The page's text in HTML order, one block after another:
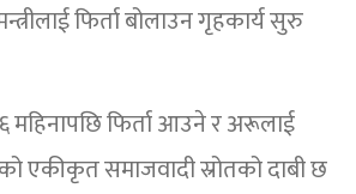
फिर्ता बोलाउन गृहकार्य सुरु
महिनापछि फिर्ता आउने र अरूलाई
एकीकृत समाजवादी स्रोतको दाबी छ